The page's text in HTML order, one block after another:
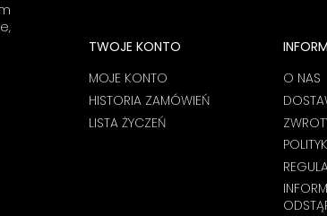
TWOJE KONTO
MOJE KONTO
HISTORIA ZAMÓWIEŃ
LISTA ŻYCZEŃ
O NAS